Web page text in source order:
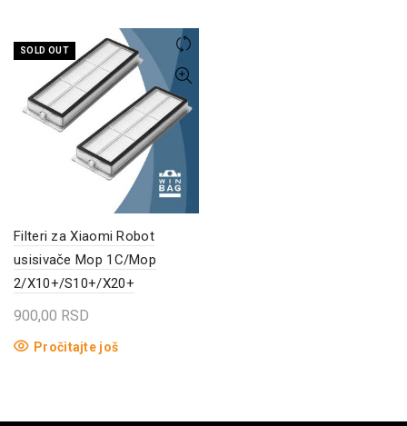
SOLD OUT
Filteri za Xiaomi Robot
usisivače Mop 1C/Mop
2/X10+/S10+/X20+
900,00 RSD
Pročitajte još